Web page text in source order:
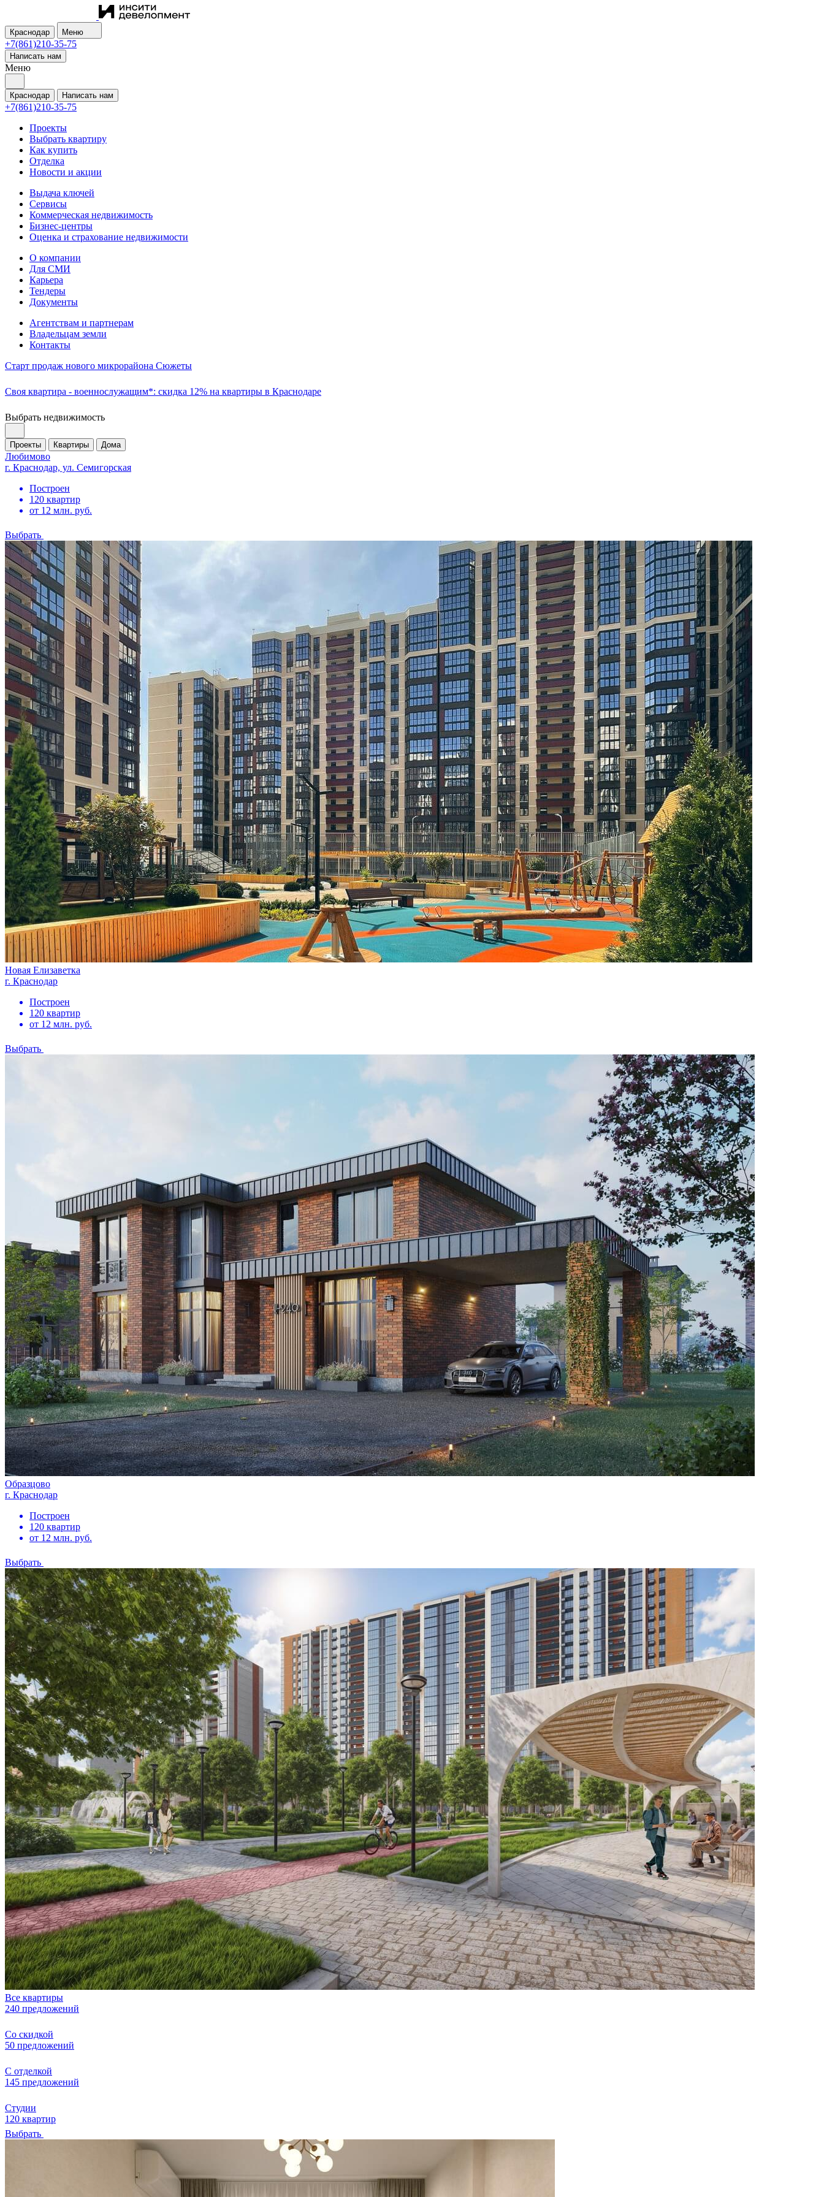
Краснодар Меню
+7(861)210-35-75
Написать нам
Меню
Краснодар Написать нам
+7(861)210-35-75
Проекты
Выбрать квартиру
Как купить
Отделка
Новости и акции
Выдача ключей
Сервисы
Коммерческая недвижимость
Бизнес-центры
Оценка и страхование недвижимости
О компании
Для СМИ
Карьера
Тендеры
Документы
Агентствам и партнерам
Владельцам земли
Контакты
Старт продаж нового микрорайона Сюжеты
Своя квартира - военнослужащим*: скидка 12% на квартиры в Краснодаре
Выбрать недвижимость
Проекты Квартиры Дома
Любимово
г. Краснодар, ул. Семигорская
Построен
120 квартир
от 12 млн. руб.
Выбрать
Новая Елизаветка
г. Краснодар
Построен
120 квартир
от 12 млн. руб.
Выбрать
Образцово
г. Краснодар
Построен
120 квартир
от 12 млн. руб.
Выбрать
Все квартиры
240 предложений
Со скидкой
50 предложений
С отделкой
145 предложений
Студии
120 квартир
Выбрать